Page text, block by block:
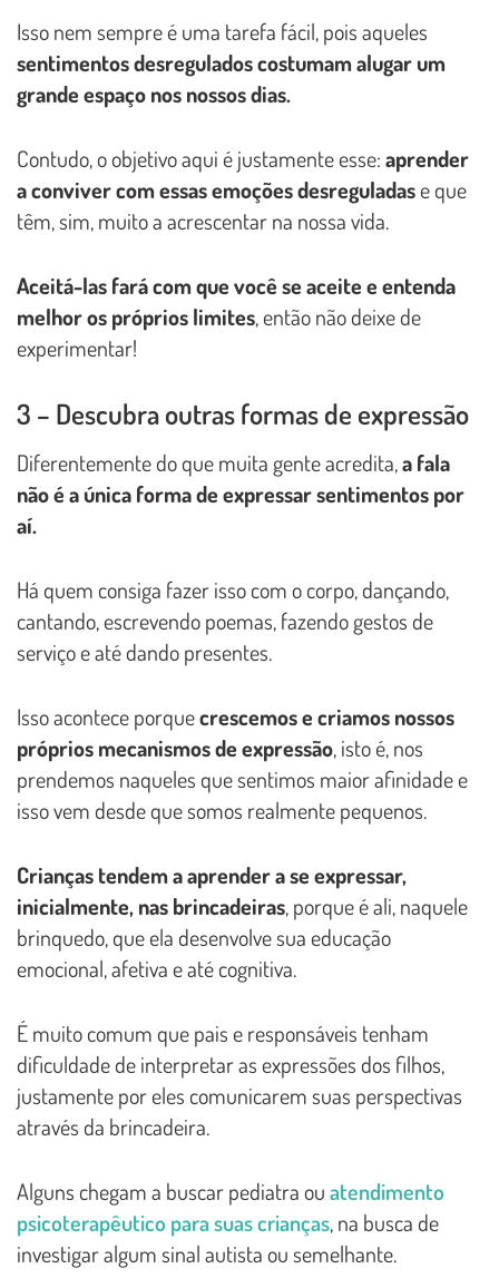
Isso nem sempre é uma tarefa fácil, pois aqueles
sentimentos desregulados costumam alugar um
grande espaço nos nossos dias.
Contudo, o objetivo aqui é justamente esse:aprender
a conviver com essas emoções desreguladase que
têm, sim, muito a acrescentar na nossa vida.
Aceitá-las fará com que você se aceite e entenda
melhor os próprios limites, então não deixe de
experimentar!
3 – Descubra outras formas de expressão
Diferentemente do que muita gente acredita,a fala
não é a única forma de expressar sentimentos por
aí.
Há quem consiga fazer isso com o corpo, dançando,
cantando, escrevendo poemas, fazendo gestos de
serviço e até dando presentes.
Isso acontece porquecrescemos e criamos nossos
próprios mecanismos de expressão, isto é, nos
prendemos naqueles que sentimos maior afinidade e
isso vem desde que somos realmente pequenos.
Crianças tendem a aprender a se expressar,
inicialmente, nas brincadeiras, porque é ali, naquele
brinquedo, que ela desenvolve sua educação
emocional, afetiva e até cognitiva.
É muito comum que pais e responsáveis tenham
dificuldade de interpretar as expressões dos filhos,
justamente por eles comunicarem suas perspectivas
através da brincadeira.
Alguns chegam a buscar pediatra ouatendimento
psicoterapêutico para suas crianças, na busca de
investigar algum sinal autista ou semelhante.